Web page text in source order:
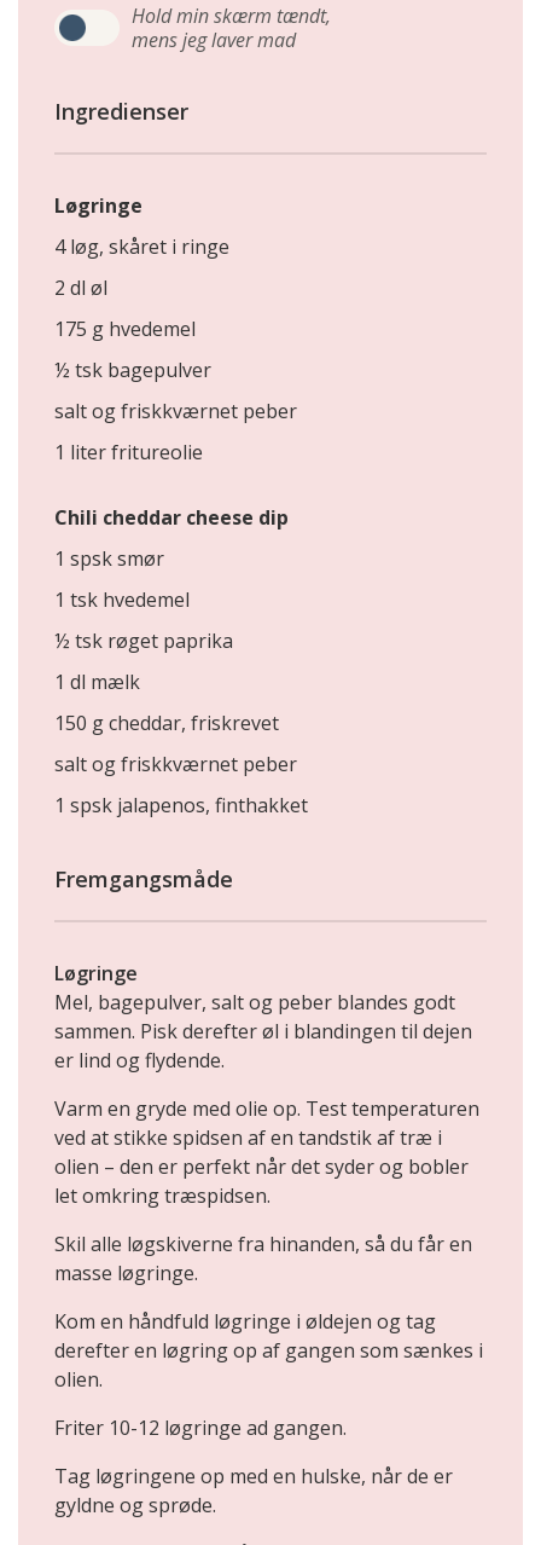
Hold min skærm tændt,
mens jeg laver mad
Ingredienser
Løgringe
4 løg, skåret i ringe
2 dl øl
175 g hvedemel
½ tsk bagepulver
salt og friskkværnet peber
1 liter fritureolie
Chili cheddar cheese dip
1 spsk smør
1 tsk hvedemel
½ tsk røget paprika
1 dl mælk
150 g cheddar, friskrevet
salt og friskkværnet peber
1 spsk jalapenos, finthakket
Fremgangsmåde
Løgringe
Mel, bagepulver, salt og peber blandes godt
sammen. Pisk derefter øl i blandingen til dejen
er lind og flydende.
Varm en gryde med olie op. Test temperaturen
ved at stikke spidsen af en tandstik af træ i
olien – den er perfekt når det syder og bobler
let omkring træspidsen.
Skil alle løgskiverne fra hinanden, så du får en
masse løgringe.
Kom en håndfuld løgringe i øldejen og tag
derefter en løgring op af gangen som sænkes i
olien.
Friter 10-12 løgringe ad gangen.
Tag løgringene op med en hulske, når de er
gyldne og sprøde.